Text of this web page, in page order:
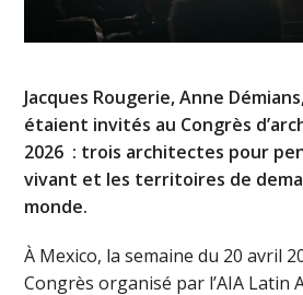
Jacques Rougerie, Anne
étaient invités au Congrès
2026 : trois architectes pour
vivant et les territoires de
monde.
À Mexico, la semaine du 20 avril
Congrès organisé par l’AIA Latin